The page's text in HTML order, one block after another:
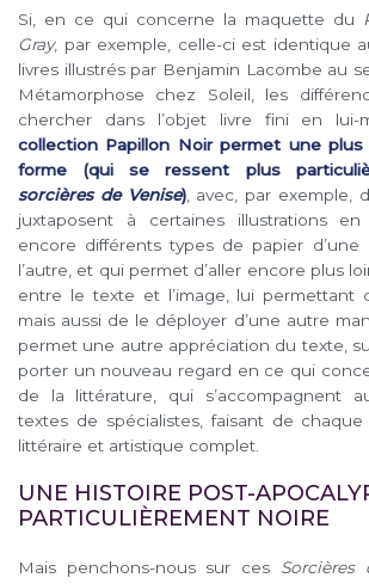
Si, en ce qui concerne la maquette du
Gray, par exemple, celle-ci est identique
livres illustrés par Benjamin Lacombe au
Métamorphose chez Soleil, les
chercher dans l’objet livre fini en lui-
collection Papillon Noir permet une
forme (qui se ressent plus
sorcières de Venise), avec, par exemple,
juxtaposent à certaines illustrations
encore différents types de papier d’une
l’autre, et qui permet d’aller encore plus
entre le texte et l’image, lui permettant
mais aussi de le déployer d’une autre
permet une autre appréciation du texte,
porter un nouveau regard en ce qui
de la littérature, qui s’accompagnent
textes de spécialistes, faisant de
littéraire et artistique complet.
UNE HISTOIRE POST-
PARTICULIÈREMENT NOIRE
Mais penchons-nous sur ces Sorcières